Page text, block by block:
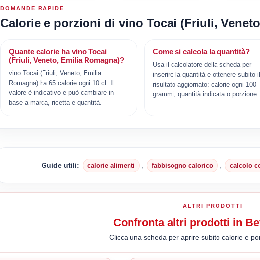
DOMANDE RAPIDE
Calorie e porzioni di vino Tocai (Friuli,
Quante calorie ha vino Tocai
(Friuli, Veneto, Emilia Romagna)?
vino Tocai (Friuli, Veneto, Emilia
Romagna) ha 65 calorie ogni 10 cl. Il
valore è indicativo e può cambiare in
base a marca, ricetta e quantità.
Come si calcola la quantità?
Usa il calcolatore della scheda per
inserire la quantità e ottenere subito il
risultato aggiornato: calorie ogni 100
grammi, quantità indicata o porzione.
Guide utili: calorie alimenti fabbisogno calorico calcolo
ALTRI PRODOTTI
Confronta altri prodotti in
Clicca una scheda per aprire subito calorie e